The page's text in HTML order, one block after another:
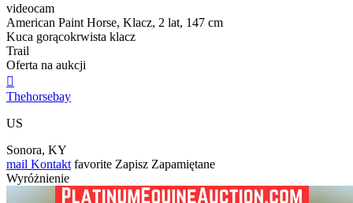
videocam
American Paint Horse, Klacz, 2 lat, 147 cm
Kuca gorącokrwista klacz
Trail
Oferta na aukcji

Thehorsebay
US
Sonora, KY
mail Kontakt favorite Zapisz Zapamiętane
Wyróżnienie